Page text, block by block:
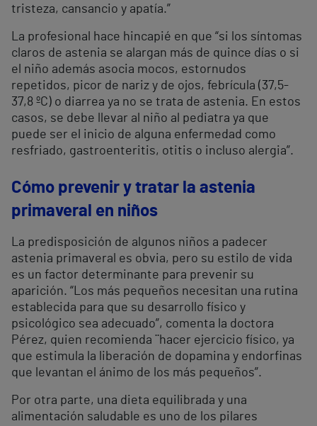
tristeza, cansancio y apatía.”
La profesional hace hincapié en que “si los síntomas
claros de astenia se alargan más de quince días o si
el niño además asocia mocos, estornudos
repetidos, picor de nariz y de ojos, febrícula (37,5-
37,8 ºC) o diarrea ya no se trata de astenia. En estos
casos, se debe llevar al niño al pediatra ya que
puede ser el inicio de alguna enfermedad como
resfriado, gastroenteritis, otitis o incluso alergia”.
Cómo prevenir y tratar la astenia
primaveral en niños
La predisposición de algunos niños a padecer
astenia primaveral es obvia, pero su estilo de vida
es un factor determinante para prevenir su
aparición. “Los más pequeños necesitan una rutina
establecida para que su desarrollo físico y
psicológico sea adecuado”, comenta la doctora
Pérez, quien recomienda ¨hacer ejercicio físico, ya
que estimula la liberación de dopamina y endorfinas
que levantan el ánimo de los más pequeños”.
Por otra parte, una dieta equilibrada y una
alimentación saludable es uno de los pilares